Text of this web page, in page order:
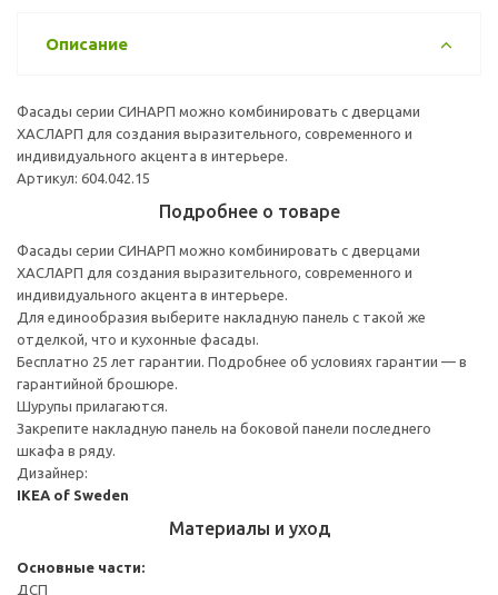
Описание
Фасады серии СИНАРП можно комбинировать с дверцами
ХАСЛАРП для создания выразительного, современного и
индивидуального акцента в интерьере.
Артикул: 604.042.15
Подробнее о товаре
Фасады серии СИНАРП можно комбинировать с дверцами
ХАСЛАРП для создания выразительного, современного и
индивидуального акцента в интерьере.
Для единообразия выберите накладную панель с такой же
отделкой, что и кухонные фасады.
Бесплатно 25 лет гарантии. Подробнее об условиях гарантии — в
гарантийной брошюре.
Шурупы прилагаются.
Закрепите накладную панель на боковой панели последнего
шкафа в ряду.
Дизайнер:
IKEA of Sweden
Материалы и уход
Основные части:
ДСП